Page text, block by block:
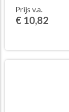
Prijs v.a.
€ 10,82